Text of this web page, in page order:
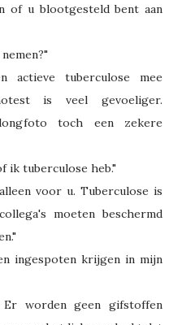
of u blootgesteld bent aan
tuberculose mee
is veel gevoeliger.
toch een zekere
ik tuberculose heb."
voor u. Tuberculose is
moeten beschermd
ingespoten krijgen in mijn
worden geen gifstoffen